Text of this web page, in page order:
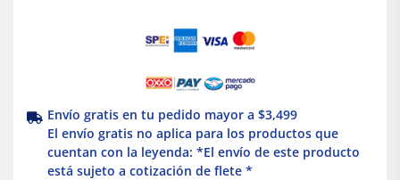
Envío gratis en tu pedido mayor a $3,499
El envío gratis no aplica para los productos que
cuentan con la leyenda: *El envío de este producto
está sujeto a cotización de flete *